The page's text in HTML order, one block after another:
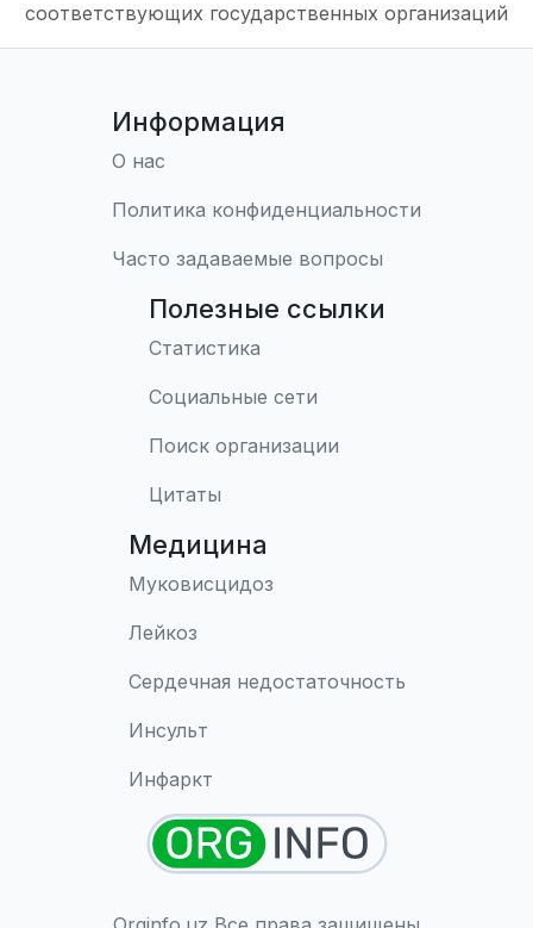
соответствующих государственных организаций
Информация
О нас
Политика конфиденциальности
Часто задаваемые вопросы
Полезные ссылки
Статистика
Социальные сети
Поиск организации
Цитаты
Медицина
Муковисцидоз
Лейкоз
Сердечная недостаточность
Инсульт
Инфаркт